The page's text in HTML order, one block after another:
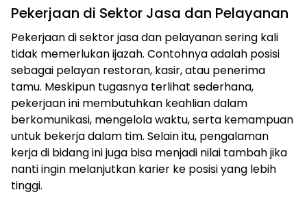
Pekerjaan di Sektor Jasa dan Pelayanan
Pekerjaan di sektor jasa dan pelayanan sering kali
tidak memerlukan ijazah. Contohnya adalah posisi
sebagai pelayan restoran, kasir, atau penerima
tamu. Meskipun tugasnya terlihat sederhana,
pekerjaan ini membutuhkan keahlian dalam
berkomunikasi, mengelola waktu, serta kemampuan
untuk bekerja dalam tim. Selain itu, pengalaman
kerja di bidang ini juga bisa menjadi nilai tambah jika
nanti ingin melanjutkan karier ke posisi yang lebih
tinggi.